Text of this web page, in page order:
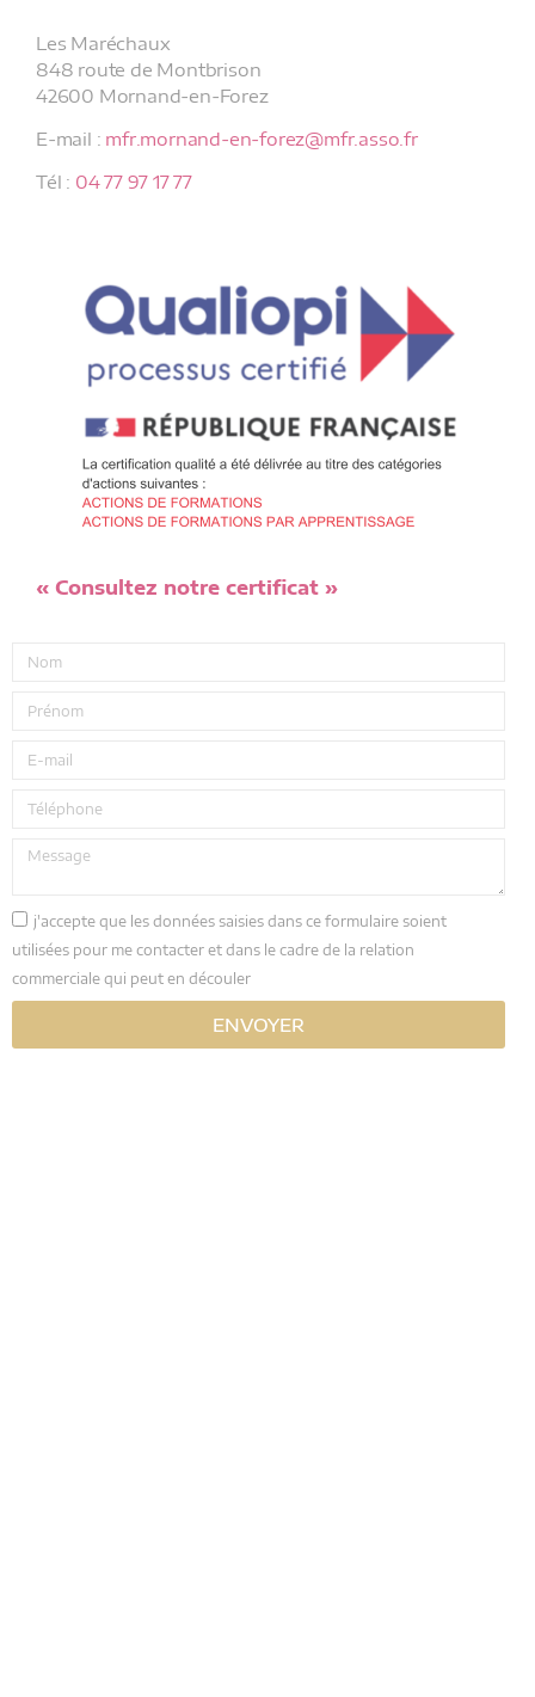
Les Maréchaux
848 route de Montbrison
42600 Mornand-en-Forez
E-mail : mfr.mornand-en-forez@mfr.asso.fr
Tél : 04 77 97 17 77
« Consultez notre certificat »
j'accepte que les données saisies dans ce formulaire soient
utilisées pour me contacter et dans le cadre de la relation
commerciale qui peut en découler
ENVOYER